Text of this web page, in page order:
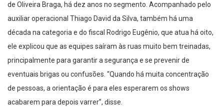
de Oliveira Braga, há dez anos no segmento. Acompanhado pelo
auxiliar operacional Thiago David da Silva, também há uma
década na categoria e do fiscal Rodrigo Eugênio, que atua há oito,
ele explicou que as equipes saíram às ruas muito bem treinadas,
principalmente para garantir a segurança e se prevenir de
eventuais brigas ou confusões. “Quando há muita concentração
de pessoas, a orientação é para eles esperarem os shows
acabarem para depois varrer”, disse.